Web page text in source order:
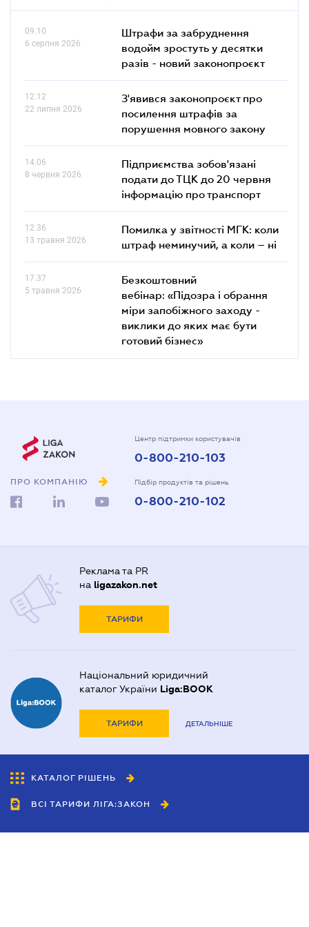
09.10
6 серпня 2026
Штрафи за забруднення
водойм зростуть у десятки
разів - новий законопроєкт
12.12
22 липня 2026
З'явився законопроєкт про
посилення штрафів за
порушення мовного закону
14.06
8 червня 2026
Підприємства зобов'язані
подати до ТЦК до 20 червня
інформацію про транспорт
12.36
13 травня 2026
Помилка у звітності МГК: коли
штраф неминучий, а коли – ні
17.37
5 травня 2026
Безкоштовний
вебінар: «Підозра і обрання
міри запобіжного заходу -
виклики до яких має бути
готовий бізнес»
ПРО КОМПАНІЮ
Центр підтримки користувачів
0-800-210-103
Підбір продуктів та рішень
0-800-210-102
Реклама та PR
на ligazakon.net
ТАРИФИ
Національний юридичний
каталог України Liga:BOOK
ТАРИФИ ДЕТАЛЬНІШЕ
КАТАЛОГ РІШЕНЬ
ВСІ ТАРИФИ ЛІГА:ЗАКОН